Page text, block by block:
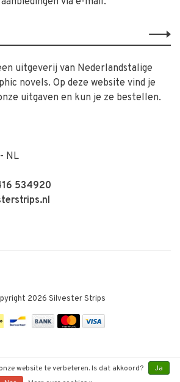
uitgeverij van Nederlandstalige
novels. Op deze website vind je
uitgaven en kun je ze bestellen.
NL
534920
2026 Silvester Strips
website te verbeteren. Is dat akkoord?
Ja